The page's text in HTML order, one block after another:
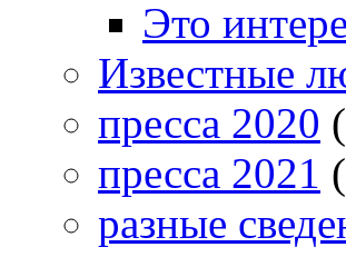
Это
Известные
пресса 2020
пресса 2021
разные